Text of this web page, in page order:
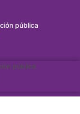
pública
pública